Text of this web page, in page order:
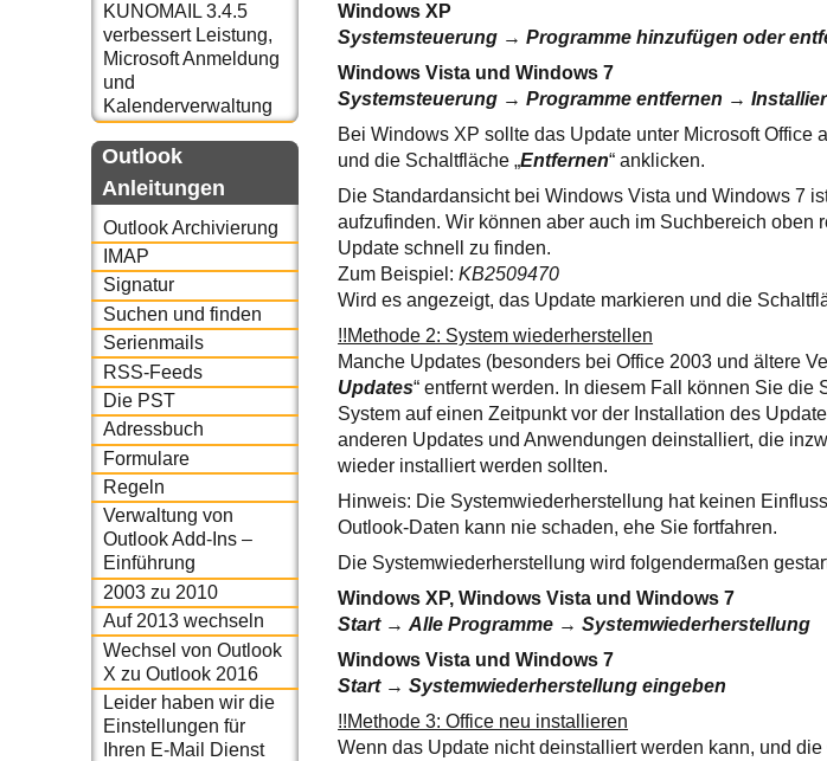
KUNOMAIL 3.4.5
verbessert Leistung,
Microsoft Anmeldung
und
Kalenderverwaltung
Outlook
Anleitungen
Outlook Archivierung
IMAP
Signatur
Suchen und finden
Serienmails
RSS-Feeds
Die PST
Adressbuch
Formulare
Regeln
Verwaltung von
Outlook Add-Ins –
Einführung
2003 zu 2010
Auf 2013 wechseln
Wechsel von Outlook
X zu Outlook 2016
Leider haben wir die
Einstellungen für
Ihren E-Mail Dienst
Windows XP
Systemsteuerung →Programme hinzufügen oder
Windows Vista und Windows 7
Systemsteuerung →Programme entfernen →
Bei Windows XP sollte das Update unter Microsoft Office
und die Schaltfläche „Entfernen“ anklicken.
Die Standardansicht bei Windows Vista und Windows 7
aufzufinden. Wir können aber auch im Suchbereich oben
Update schnell zu finden.
Zum Beispiel:KB2509470
Wird es angezeigt, das Update markieren und die
!!Methode 2: System wiederherstellen
Manche Updates (besonders bei Office 2003 und ältere
Updates“ entfernt werden. In diesem Fall können Sie
System auf einen Zeitpunkt vor der Installation des
anderen Updates und Anwendungen deinstalliert, die
wieder installiert werden sollten.
Hinweis: Die Systemwiederherstellung hat keinen
Outlook-Daten kann nie schaden, ehe Sie fortfahren.
Die Systemwiederherstellung wird folgendermaßen
Windows XP, Windows Vista und Windows 7
Start →Alle Programme →Systemwiederherstellung
Windows Vista und Windows 7
Start →Systemwiederherstellung eingeben
!!Methode 3: Office neu installieren
Wenn das Update nicht deinstalliert werden kann, und